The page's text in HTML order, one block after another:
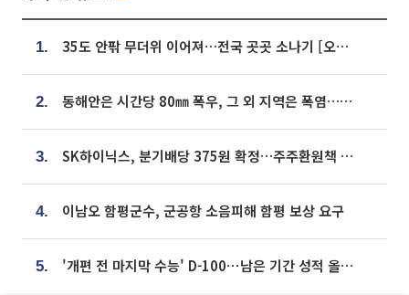
1. 35도 안팎 무더위 이어져…전국 곳곳 소나기 [오늘 날씨]
2. 동해안은 시간당 80㎜ 폭우, 그 외 지역은 폭염…‘극과 극 날씨’
3. SK하이닉스, 분기배당 375원 확정…주주환원책 9월로 앞당겨 발표
4. 이남오 함평군수, 군공항 소음피해 함평 보상 요구
5. '개편 전 마지막 수능' D-100⋯남은 기간 성적 올릴 전략은